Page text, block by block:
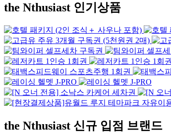
the Nthusiast 인기상품
the Nthusiast 신규 입점 브랜드